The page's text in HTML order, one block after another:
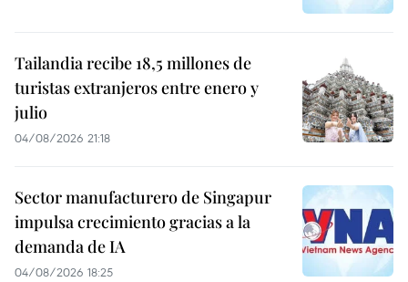
Tailandia recibe 18,5 millones de
turistas extranjeros entre enero y
julio
04/08/2026 21:18
Sector manufacturero de Singapur
impulsa crecimiento gracias a la
demanda de IA
04/08/2026 18:25